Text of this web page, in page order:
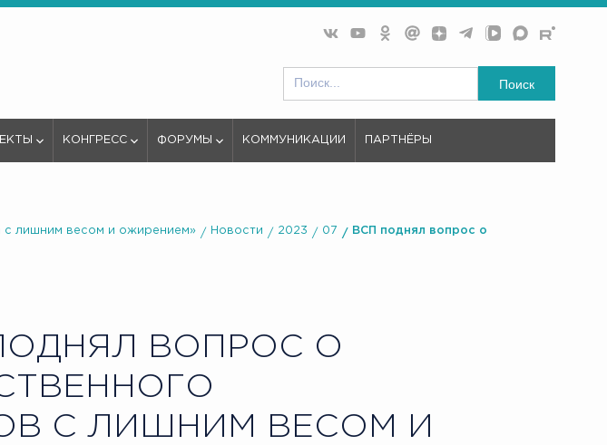
Поиск
КОНГРЕСС ФОРУМЫ КОММУНИКАЦИИ ПАРТНЁРЫ
с лишним весом и ожирением» Новости 2023 07 ВСП поднял вопрос о
ВОПРОС О
С ЛИШНИМ ВЕСОМ И